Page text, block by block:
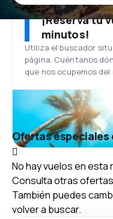
¡Reserva tu
minutos!
Utiliza el buscador
página. Cuéntanos
que nos ocupemos del
Ofertas especiales
No hay vuelos en esta
Consulta otras
También puedes
volver a buscar.